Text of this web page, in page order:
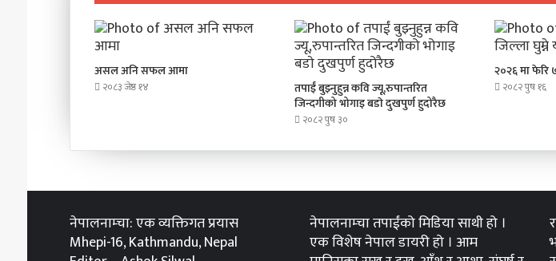
असल अनि सफल आमा
२०८३ जेष्ठ १४
तपाईं बुझ्नुहुन्न कवि ज्यू,रुपान्तरित
जिन्दगीको भोगाइ बडाे दुखपुर्ण हुदोरैछ
२०८२ पुष ३०
२०२६ मा फेरि
२०८२ पुष १६
नेपालनाम्चा: एक व्यक्तिगत प्रयास
Mhepi-16, Kathmandu, Nepal
नेपालनाम्चा तपाईंको मिडिया साथी हो ।
एक विशेष नेपाल डायरी हो । आम